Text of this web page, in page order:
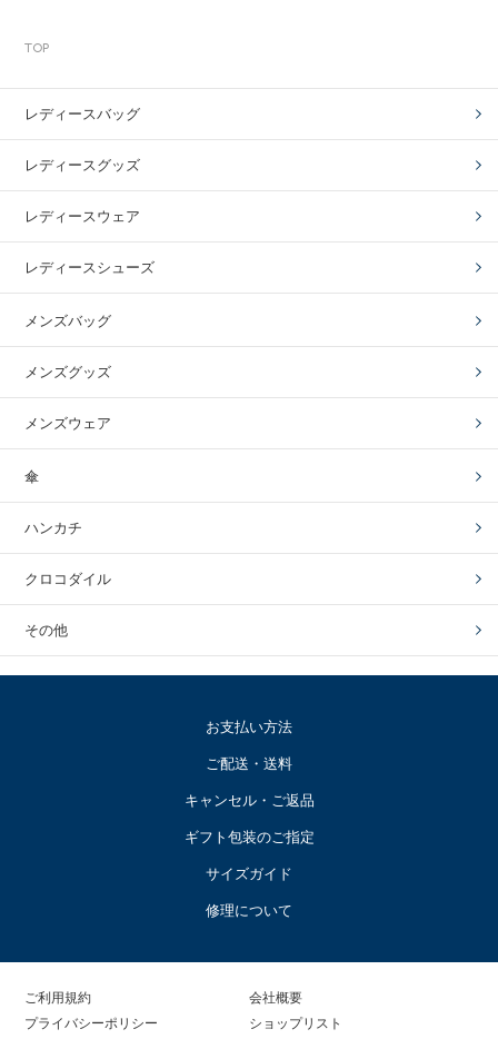
TOP
レディースバッグ
レディースグッズ
レディースウェア
レディースシューズ
メンズバッグ
メンズグッズ
メンズウェア
傘
ハンカチ
クロコダイル
その他
お支払い方法
ご配送・送料
キャンセル・ご返品
ギフト包装のご指定
サイズガイド
修理について
ご利用規約
プライバシーポリシー
会社概要
ショップリスト